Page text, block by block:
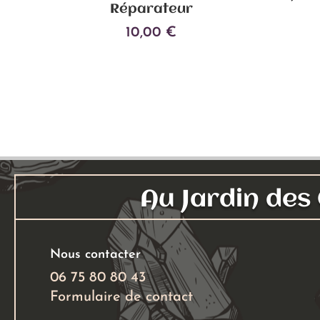
Réparateur
10,00 €
Au Jardin des
Nous contacter
06 75 80 80 43
Formulaire de contact